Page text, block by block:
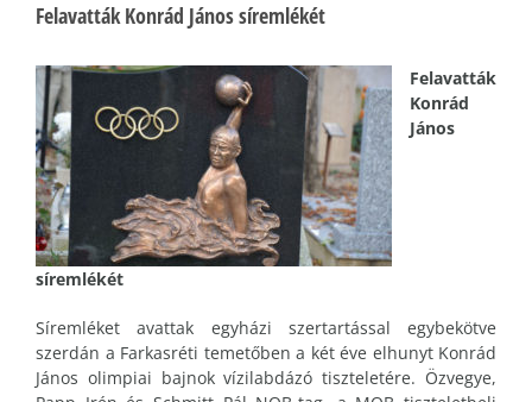
Felavatták Konrád János síremlékét
Felavatták
Konrád
János
síremlékét
Síremléket avattak egyházi szertartással egybekötve
szerdán a Farkasréti temetőben a két éve elhunyt Konrád
János olimpiai bajnok vízilabdázó tiszteletére. Özvegye,